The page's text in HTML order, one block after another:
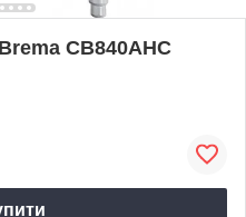
CB840AHC